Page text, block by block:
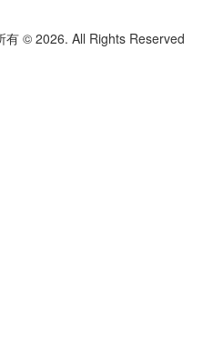
有 © 2026. All Rights Reserved